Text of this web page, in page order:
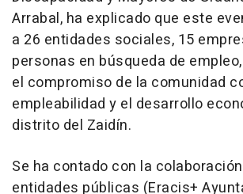
Arrabal, ha explicado que este
a 26 entidades sociales, 15
personas en búsqueda de
el compromiso de la comunidad
empleabilidad y el desarrollo
distrito del Zaidín.
Se ha contado con la
entidades públicas (Eracis+